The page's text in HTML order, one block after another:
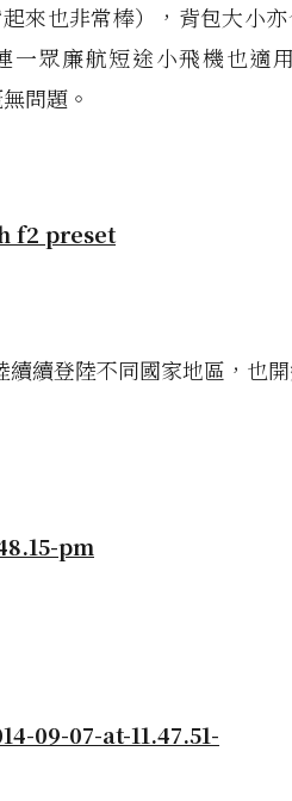
來也非常棒），背包大小
眾廉航短途小飛機也適
問題。
續登陸不同國家地區，也